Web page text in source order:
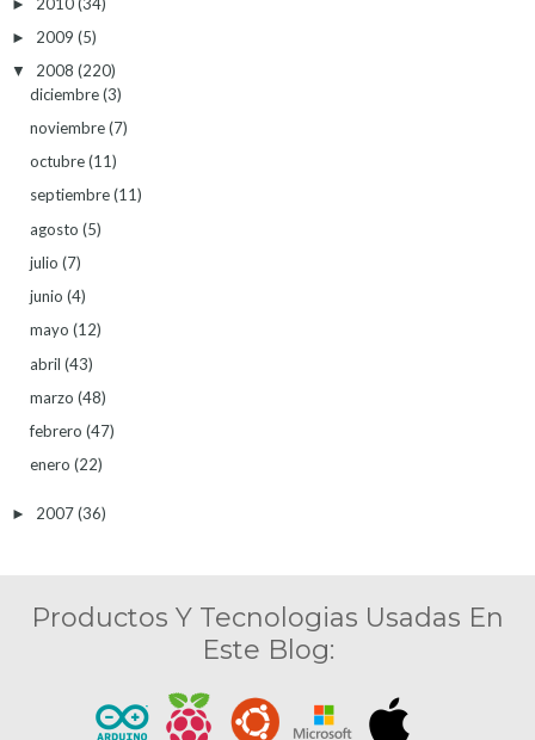
►
► 2009 (5)
▼ 2008 (220)
diciembre(3)
noviembre(7)
octubre(11)
septiembre(11)
agosto (5)
julio (7)
junio (4)
mayo (12)
abril (43)
marzo (48)
febrero (47)
enero (22)
► 2007(36)
Productos Y Tecnologias Usadas En
Este Blog: